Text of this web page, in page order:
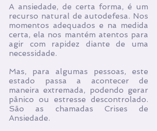
A ansiedade, de certa forma, é um
recurso natural de autodefesa. Nos
momentos adequados e na medida
certa, ela nos mantém atentos para
agir com rapidez diante de uma
necessidade.
Mas, para algumas pessoas, este
estado passa a acontecer de
maneira extremada, podendo gerar
pânico ou estresse descontrolado.
São as chamadas Crises de
Ansiedade.